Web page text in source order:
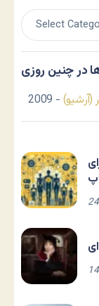
در چنین روزی
(آرشیو) - 2009